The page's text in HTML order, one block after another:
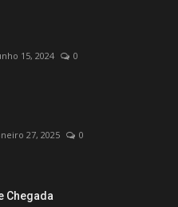
15, 2024
0
27, 2025
0
Chegada